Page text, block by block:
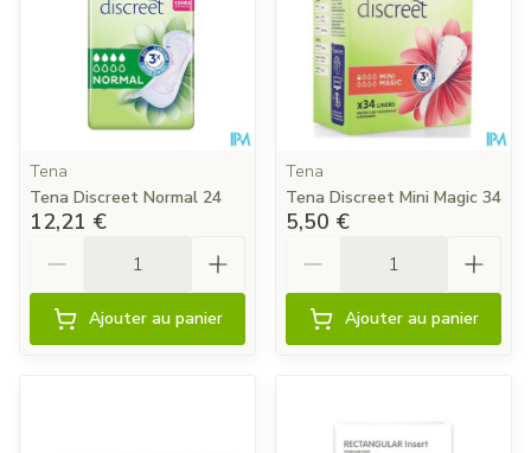
Tena
Tena Discreet Normal 24
12,21 €
Ajouter au panier
Tena
Tena Discreet Mini Magic 34
5,50 €
Ajouter au panier